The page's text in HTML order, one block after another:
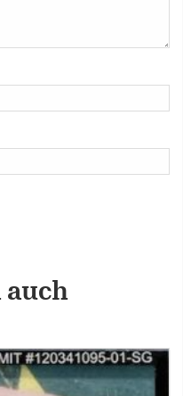
auch